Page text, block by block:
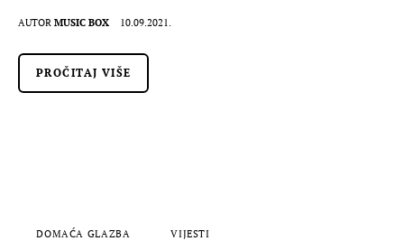
AUTOR MUSIC BOX 10.09.2021.
PROČITAJ VIŠE
DOMAĆA GLAZBA VIJESTI